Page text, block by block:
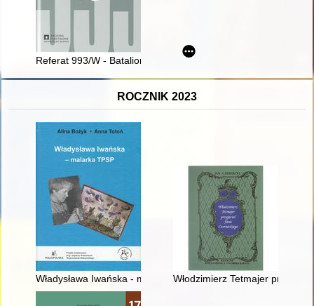
Referat 993/W - Batalion "Pięść" : Oddział Wykonawczy
ROCZNIK 2023
Władysława Iwańska - malarka TPSPWłodzimierz Tetmajer